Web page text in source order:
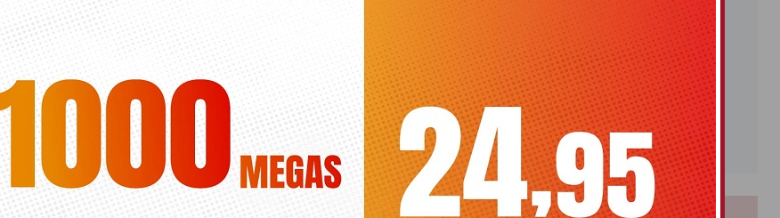
hospitalaria disminuye un 14,6% en un mes y permite a
retomar la actividad asistencial
de la Vega
retoman la presencialidad en algunos servicios y se retoman las
que no requieren UCI
LOTERIAS